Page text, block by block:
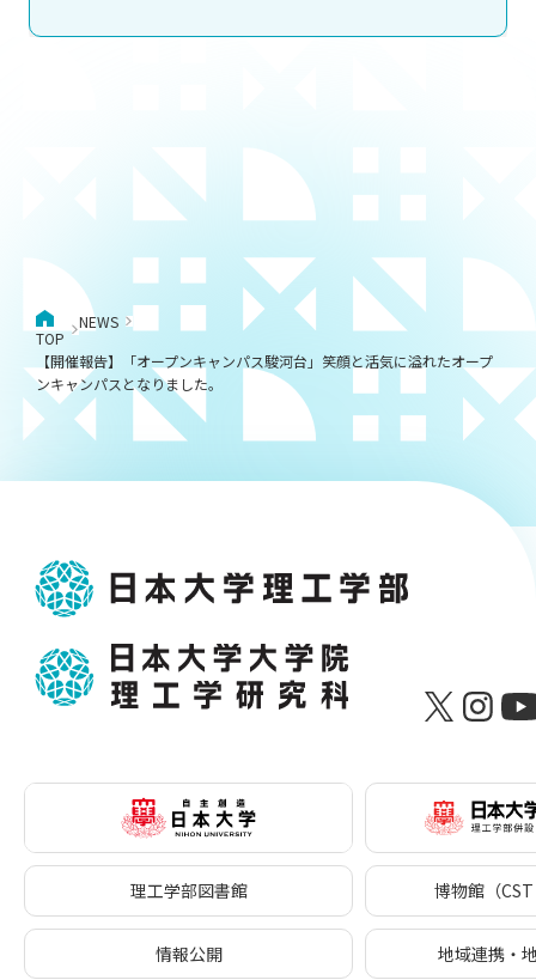
TOP
NEWS
【開催報告】「オープンキャンパス駿河台」笑顔と活気に溢れたオープ
ンキャンパスとなりました。
理工学部図書館 博物館（
情報公開 地域連携・